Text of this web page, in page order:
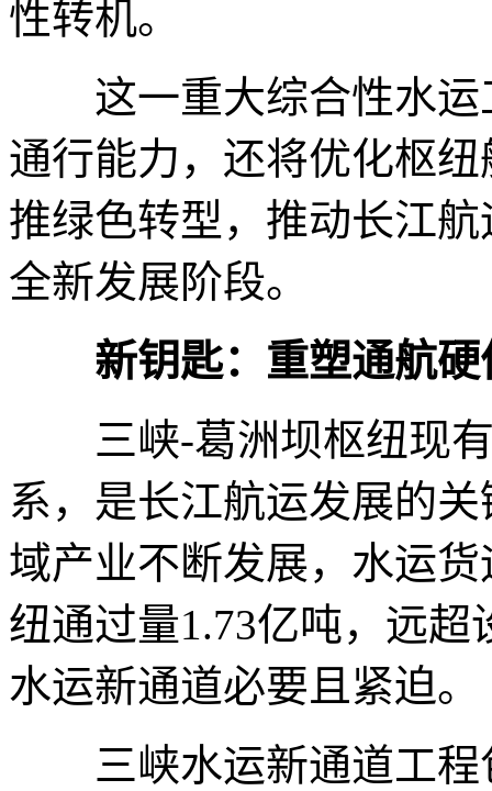
性转机。
这一重大综合性水运
通行能力，还将优化枢
推绿色转型，推动长江
全新发展阶段。
新钥匙：重塑通航硬
三峡-葛洲坝枢纽现有
系，是长江航运发展的
域产业不断发展，水运
纽通过量1.73亿吨，远
水运新通道必要且紧迫。
三峡水运新通道工程